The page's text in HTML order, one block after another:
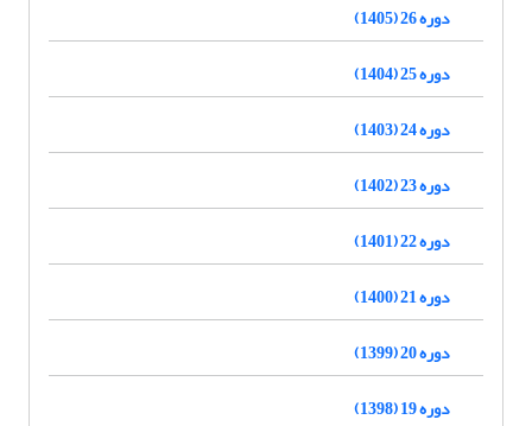
دوره 26 (1405)
دوره 25 (1404)
دوره 24 (1403)
دوره 23 (1402)
دوره 22 (1401)
دوره 21 (1400)
دوره 20 (1399)
دوره 19 (1398)